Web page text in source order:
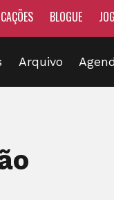
BLOGUE
Arquivo